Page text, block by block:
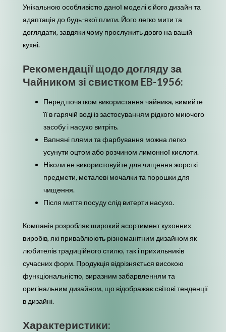
Унікальною особливістю даної моделі є його дизайн та
адаптація до будь-якої плити. Його легко мити та
доглядати, завдяки чому прослужить довго на вашій
кухні.
Рекомендації щодо догляду за
Чайником зі свистком EB-1956:
Перед початком використання чайника, вимийте
її в гарячій воді із застосуванням рідкого миючого
засобу і насухо витріть.
Вапняні плями та фарбування можна легко
усунути оцтом або розчином лимонної кислоти.
Ніколи не використовуйте для чищення жорсткі
предмети, металеві мочалки та порошки для
чищення.
Після миття посуду слід витерти насухо.
Компанія розробляє широкий асортимент кухонних
виробів, які приваблюють різноманітним дизайном як
любителів традиційного стилю, так і прихильників
сучасних форм. Продукція відрізняється високою
функціональністю, виразним забарвленням та
оригінальним дизайном, що відображає світові тенденції
в дизайні.
Характеристики: